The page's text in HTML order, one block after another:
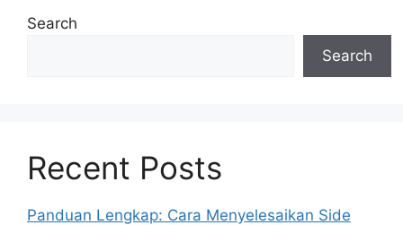
Search
Search
Recent Posts
Panduan Lengkap: Cara Menyelesaikan Side